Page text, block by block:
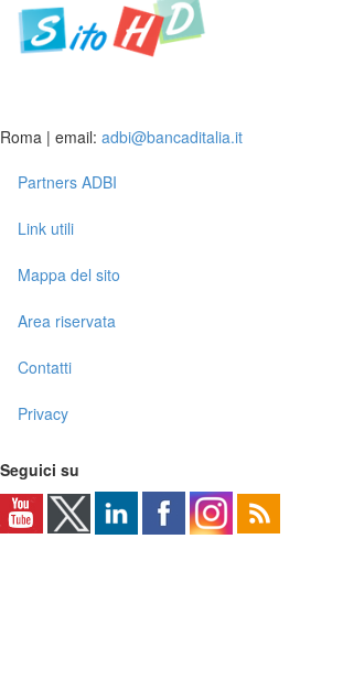
Roma | email: adbi@bancaditalia.it
Partners ADBI
Link utili
Mappa del sito
Area riservata
Contatti
Privacy
Seguici su